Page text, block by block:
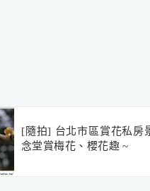
[隨拍] 台北市區賞花私房
念堂賞梅花、櫻花趣 ~